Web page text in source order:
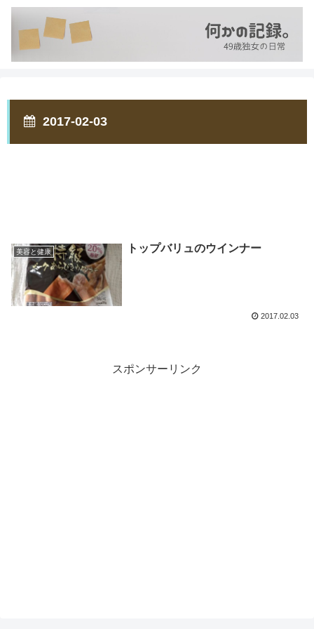
2017-02-03
美容と健康 トップバリュのウインナー
2017.02.03
スポンサーリンク